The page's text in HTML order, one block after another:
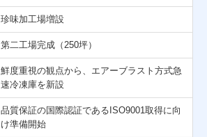
珍味加工場増設
第二工場完成（250坪）
鮮度重視の観点から、エアーブラスト方式急
速冷凍庫を新設
品質保証の国際認証であるISO9001取得に向
け準備開始